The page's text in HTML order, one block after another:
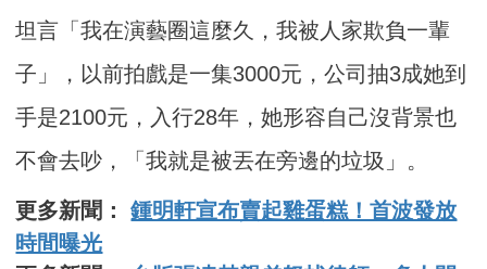
坦言「我在演藝圈這麼久，我被人家欺負一輩
子」，以前拍戲是一集3000元，公司抽3成她到
手是2100元，入行28年，她形容自己沒背景也
不會去吵，「我就是被丟在旁邊的垃圾」。
更多新聞：鍾明軒宣布賣起雞蛋糕！首波發放
時間曝光